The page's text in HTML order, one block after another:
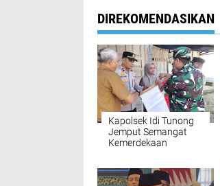
DIREKOMENDASIKAN
Kapolsek Idi Tunong
Jemput Semangat
Kemerdekaan